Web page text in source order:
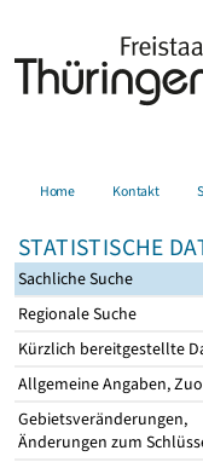
Home Kontakt
STATISTISCHE
Sachliche Suche
Regionale Suche
Kürzlich bereitgestellte
Allgemeine Angaben,
Gebietsveränderungen,
Änderungen zum